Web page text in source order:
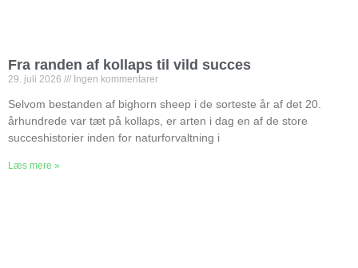
Fra randen af kollaps til vild succes
29. juli 2026 Ingen kommentarer
Selvom bestanden af bighorn sheep i de sorteste år af det 20.
århundrede var tæt på kollaps, er arten i dag en af de store
succeshistorier inden for naturforvaltning i
Læs mere »